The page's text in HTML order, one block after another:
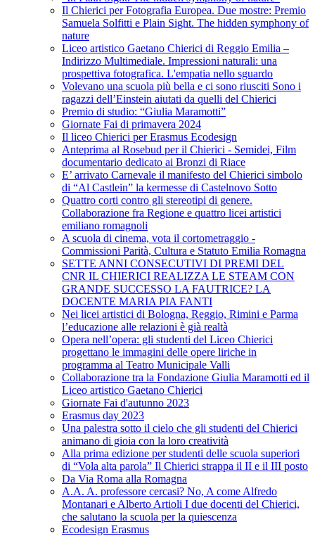
Il Chierici per Fotografia Europea. Due mostre: Premio
Samuela Solfitti e Plain Sight. The hidden symphony of
nature
Liceo artistico Gaetano Chierici di Reggio Emilia –
Indirizzo Multimediale. Impressioni naturali: una
prospettiva fotografica. L'empatia nello sguardo
Volevano una scuola più bella e ci sono riusciti Sono i
ragazzi dell’Einstein aiutati da quelli del Chierici
Premio di studio: “Giulia Maramotti”
Giornate Fai di primavera 2024
Il liceo Chierici per Erasmus Ecodesign
Anteprima al Rosebud per il Chierici - Semidei, Film
documentario dedicato ai Bronzi di Riace
E’ arrivato Carnevale il manifesto del Chierici simbolo
di “Al Castlein” la kermesse di Castelnovo Sotto
Quattro corti contro gli stereotipi di genere.
Collaborazione fra Regione e quattro licei artistici
emiliano romagnoli
A scuola di cinema, vota il cortometraggio -
Commissioni Parità, Cultura e Statuto Emilia Romagna
SETTE ANNI CONSECUTIVI DI PREMI DEL
CNR IL CHIERICI REALIZZA LE STEAM CON
GRANDE SUCCESSO LA FAUTRICE? LA
DOCENTE MARIA PIA FANTI
Nei licei artistici di Bologna, Reggio, Rimini e Parma
l’educazione alle relazioni è già realtà
Opera nell’opera: gli studenti del Liceo Chierici
progettano le immagini delle opere liriche in
programma al Teatro Municipale Valli
Collaborazione tra la Fondazione Giulia Maramotti ed il
Liceo artistico Gaetano Chierici
Giornate Fai d'autunno 2023
Erasmus day 2023
Una palestra sotto il cielo che gli studenti del Chierici
animano di gioia con la loro creatività
Alla prima edizione per studenti delle scuola superiori
di “Vola alta parola” Il Chierici strappa il II e il III posto
Da Via Roma alla Romagna
A.A. A. professore cercasi? No, A come Alfredo
Montanari e Alberto Artioli I due docenti del Chierici,
che salutano la scuola per la quiescenza
Ecodesign Erasmus